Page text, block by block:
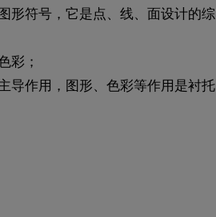
形符号，它是点、线、面设计的综
彩；
导作用，图形、色彩等作用是衬托